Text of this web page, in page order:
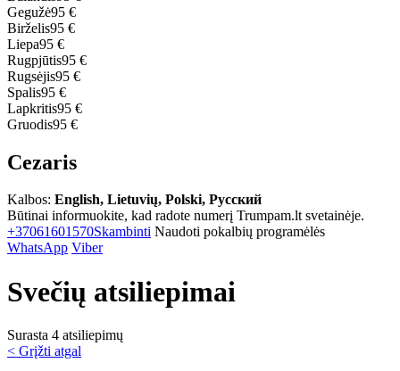
Gegužė95 €
Birželis95 €
Liepa95 €
Rugpjūtis95 €
Rugsėjis95 €
Spalis95 €
Lapkritis95 €
Gruodis95 €
Cezaris
Kalbos: English, Lietuvių, Polski, Русский
Būtinai informuokite, kad radote numerį Trumpam.lt svetainėje.
+37061601570Skambinti Naudoti pokalbių programėlės
WhatsApp Viber
Svečių atsiliepimai
Surasta 4 atsiliepimų
< Grįžti atgal